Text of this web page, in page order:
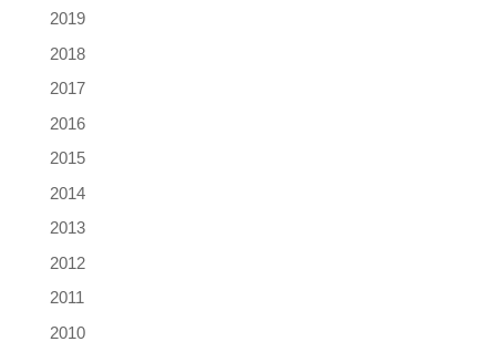
2019
2018
2017
2016
2015
2014
2013
2012
2011
2010